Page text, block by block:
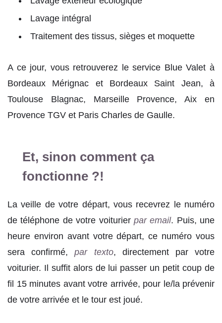
Lavage intégral
Traitement des tissus, sièges et moquette
A ce jour, vous retrouverez le service Blue Valet à
Bordeaux Mérignac et Bordeaux Saint Jean, à
Toulouse Blagnac, Marseille Provence, Aix en
Provence TGV et Paris Charles de Gaulle.
Et, sinon comment ça
fonctionne ?!
La veille de votre départ, vous recevrez le numéro
de téléphone de votre voiturier par email. Puis, une
heure environ avant votre départ, ce numéro vous
sera confirmé,par texto, directement par votre
voiturier. Il suffit alors de lui passer un petit coup de
fil 15 minutes avant votre arrivée, pour le/la prévenir
de votre arrivée et le tour est joué.